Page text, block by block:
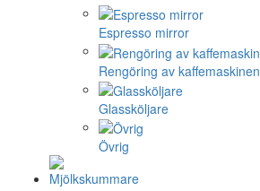
Espresso mirror
Rengöring av kaffemaskinen
Glassköljare
Övrig